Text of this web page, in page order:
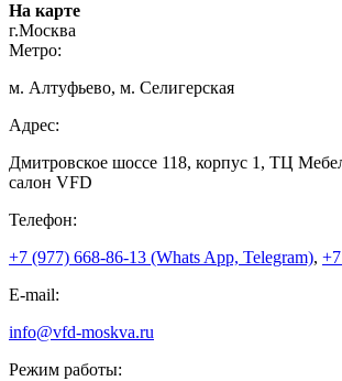
На карте
г.Москва
Метро:
м. Алтуфьево, м. Селигерская
Адрес:
Дмитровское шоссе 118, корпус 1, ТЦ
салон VFD
Телефон:
+7 (977) 668-86-13 (Whats App, Telegram),
E-mail:
info@vfd-moskva.ru
Режим работы: